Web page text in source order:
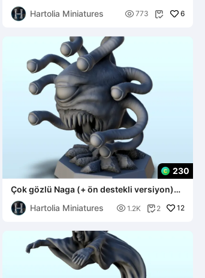
versiyon) (12) - minyatürler
Hartolia Miniatures
 773  6
230
Çok gözlü Naga (+ ön destekli versiyon)
(11) - dak
Hartolia Miniatures
 1.2K  2 12